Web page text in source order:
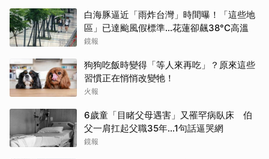
白海豚逼近「雨炸台灣」時間曝！「這些地
區」已達颱風假標準…花蓮卻飆38°C高溫
鏡報
狗狗吃飯時變得「等人來再吃」？原來這些
習慣正在悄悄改變牠！
火報
6歲童「目睹父母遇害」又罹罕病臥床 伯
父一肩扛起父職35年...1句話逼哭網
鏡報